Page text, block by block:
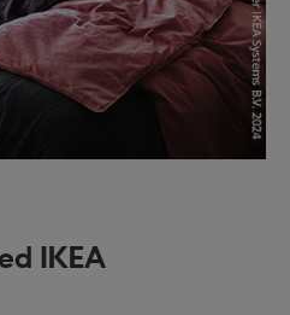
IKEA